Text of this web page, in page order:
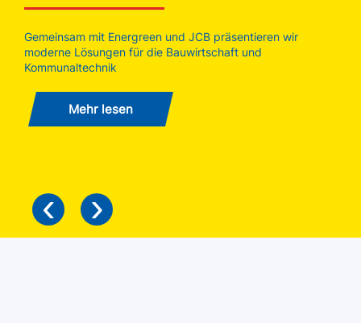
Gemeinsam mit Energreen und JCB präsentieren wir
moderne Lösungen für die Bauwirtschaft und
Kommunaltechnik
Mehr lesen
‹ ›